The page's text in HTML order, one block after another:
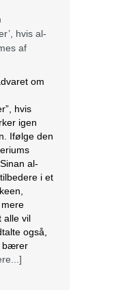
hvis al-
af
om
hvis
igen
Ifølge den
al-
i et
alle vil
også,
bærer